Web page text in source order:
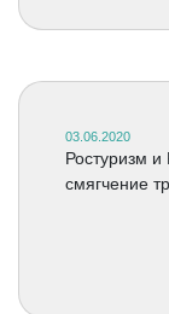
03.06.2020
Ростуризм
смягчение